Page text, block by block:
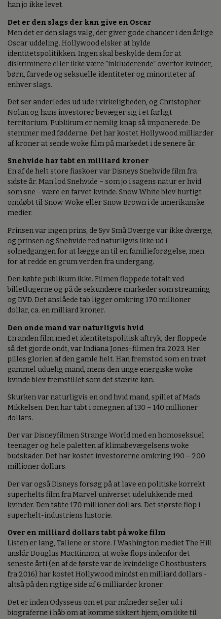
han jo ikke levet.
Det er den slags der kan give en Oscar
Men det er den slags valg, der giver gode chancer i den årlige
Oscar uddeling. Hollywood elsker at hylde
identitetspolitikken. Ingen skal beskylde dem for at
diskriminere eller ikke være ”inkluderende” overfor kvinder,
børn, farvede og seksuelle identiteter og minoriteter af
enhver slags.
Det ser anderledes ud ude i virkeligheden, og Christopher
Nolan og hans investorer bevæger sig i et farligt
territorium. Publikum er nemlig knap så imponerede. De
stemmer med fødderne. Det har kostet Hollywood milliarder
af kroner at sende woke film på markedet i de senere år.
Snehvide har tabt en milliard kroner
En af de helt store fiaskoer var Disneys Snehvide film fra
sidste år. Man lod Snehvide – som jo i sagens natur er hvid
som sne - være en farvet kvinde. Snow White blev hurtigt
omdøbt til Snow Woke eller Snow Brown i de amerikanske
medier.
Prinsen var ingen prins, de Syv Små Dværge var ikke dværge,
og prinsen og Snehvide red naturligvis ikke ud i
solnedgangen for at lægge an til en familieforøgelse, men
for at redde en grum verden fra undergang.
Den købte publikum ikke. Filmen floppede totalt ved
billetlugerne og på de sekundære markeder som streaming
og DVD. Det anslåede tab ligger omkring 170 millioner
dollar, ca. en milliard kroner.
Den onde mand var naturligvis hvid
En anden film med et identitetspolitisk aftryk, der floppede
så det gjorde ondt, var Indiana Jones-filmen fra 2023. Her
pilles glorien af den gamle helt. Han fremstod som en træt
gammel uduelig mand, mens den unge energiske woke
kvinde blev fremstillet som det stærke køn.
Skurken var naturligvis en ond hvid mand, spillet af Mads
Mikkelsen. Den har tabt i omegnen af 130 – 140 millioner
dollars.
Der var Disneyfilmen Strange World med en homoseksuel
teenager og hele paletten af klimabevægelsens woke
budskader. Det har kostet investorerne omkring 190 – 200
millioner dollars.
Der var også Disneys forsøg på at lave en politiske korrekt
superhelts film fra Marvel universet udelukkende med
kvinder. Den tabte 170 millioner dollars. Det største flop i
superhelt-industriens historie.
Over en milliard dollars tabt på woke film
Listen er lang, Tallene er store. I Washington mediet The Hill
anslår Douglas MacKinnon, at woke flops indenfor det
seneste årti (en af de første var de kvindelige Ghostbusters
fra 2016) har kostet Hollywood mindst en milliard dollars -
altså på den rigtige side af 6 milliarder kroner.
Det er inden Odysseus om et par måneder sejler ud i
biograferne i håb om at komme sikkert hjem, om ikke til